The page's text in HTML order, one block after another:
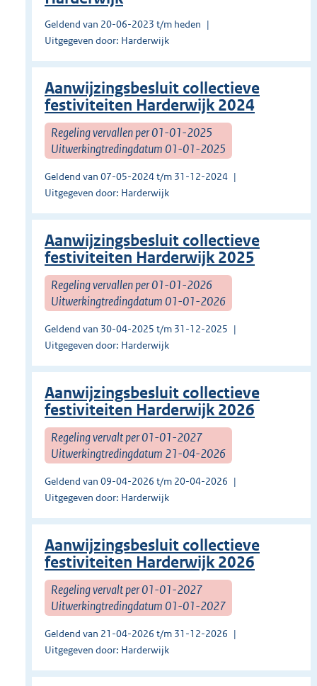
Geldend van 20-06-2023 t/m heden
Uitgegeven door: Harderwijk
Aanwijzingsbesluit collectieve
festiviteiten Harderwijk 2024
Regeling vervallen per 01-01-2025
Uitwerkingtredingdatum 01-01-2025
Geldend van 07-05-2024 t/m 31-12-2024
Uitgegeven door: Harderwijk
Aanwijzingsbesluit collectieve
festiviteiten Harderwijk 2025
Regeling vervallen per 01-01-2026
Uitwerkingtredingdatum 01-01-2026
Geldend van 30-04-2025 t/m 31-12-2025
Uitgegeven door: Harderwijk
Aanwijzingsbesluit collectieve
festiviteiten Harderwijk 2026
Regeling vervalt per 01-01-2027
Uitwerkingtredingdatum 21-04-2026
Geldend van 09-04-2026 t/m 20-04-2026
Uitgegeven door: Harderwijk
Aanwijzingsbesluit collectieve
festiviteiten Harderwijk 2026
Regeling vervalt per 01-01-2027
Uitwerkingtredingdatum 01-01-2027
Geldend van 21-04-2026 t/m 31-12-2026
Uitgegeven door: Harderwijk